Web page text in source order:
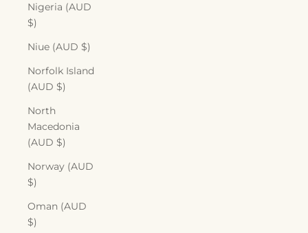
Nigeria (AUD
$)
Niue (AUD $)
Norfolk Island
(AUD $)
North
Macedonia
(AUD $)
Norway (AUD
$)
Oman (AUD
$)